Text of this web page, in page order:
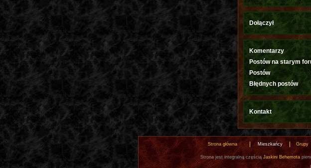
Dołączył
Komentarzy
Postów na starym
Postów
Błędnych postów
Kontakt
Strona główna Mieszkańcy Grupy
Strona jest integralną częścią Jaskini Behemota